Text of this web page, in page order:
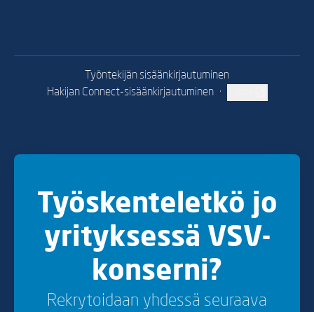
Työntekijän sisäänkirjautuminen
Hakijan Connect-sisäänkirjautuminen ·
Vaihda kieli
Työskenteletkö jo
yrityksessä VSV-
konserni?
Rekrytoidaan yhdessä seuraava